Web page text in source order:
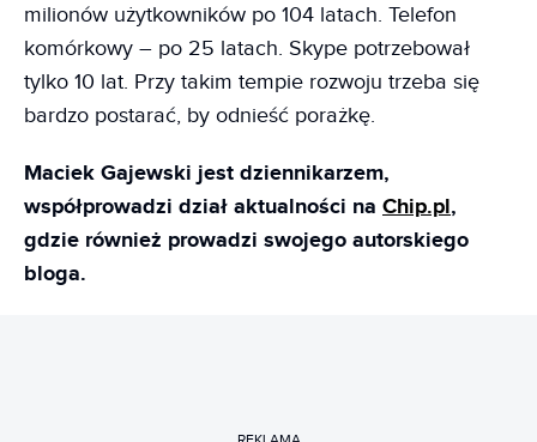
milionów użytkowników po 104 latach. Telefon
komórkowy – po 25 latach. Skype potrzebował
tylko 10 lat. Przy takim tempie rozwoju trzeba się
bardzo postarać, by odnieść porażkę.
Maciek Gajewski jest dziennikarzem,
współprowadzi dział aktualności na Chip.pl,
gdzie również prowadzi swojego autorskiego
bloga.